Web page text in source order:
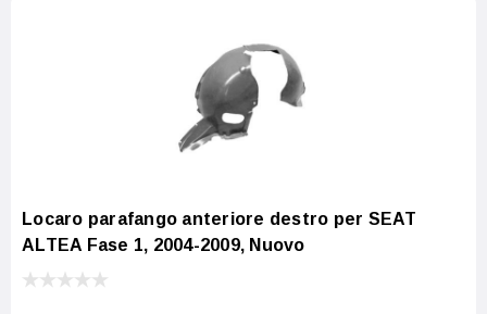
Locaro parafango anteriore destro per SEAT
ALTEA Fase 1, 2004-2009, Nuovo